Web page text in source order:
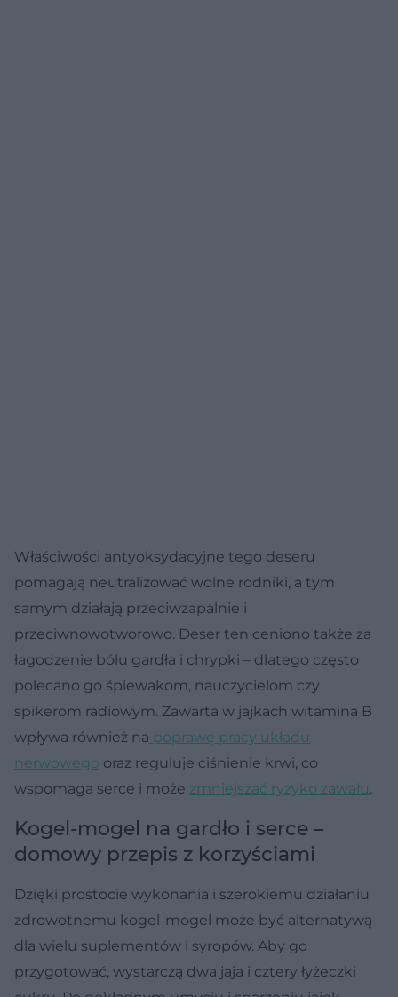
Właściwości antyoksydacyjne tego deseru
pomagają neutralizować wolne rodniki, a tym
samym działają przeciwzapalnie i
przeciwnowotworowo. Deser ten ceniono także za
łagodzenie bólu gardła i chrypki – dlatego często
polecano go śpiewakom, nauczycielom czy
spikerom radiowym. Zawarta w jajkach witamina B
wpływa również na poprawę pracy układu
nerwowego oraz reguluje ciśnienie krwi, co
wspomaga serce i może zmniejszać ryzyko zawału.
Kogel-mogel na gardło i serce –
domowy przepis z korzyściami
Dzięki prostocie wykonania i szerokiemu działaniu
zdrowotnemu kogel-mogel może być alternatywą
dla wielu suplementów i syropów. Aby go
przygotować, wystarczą dwa jaja i cztery łyżeczki